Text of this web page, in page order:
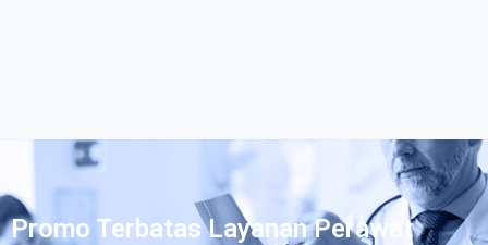
Promo Terbatas Layanan Perawat